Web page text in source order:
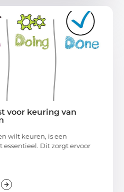
voor keuring van
wilt keuren, is een
Dit zorgt ervoor